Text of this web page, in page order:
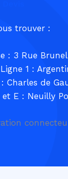
trouver :
: 3 Rue Brunel
1 :
: Charles de
et E : Neuilly